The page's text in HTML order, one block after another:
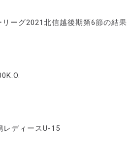
ーグ2021北信越後期第6節の結果
レディースU-15